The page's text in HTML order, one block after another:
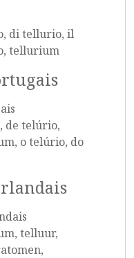
di tellurio, il
tellurium
de telúrio,
o telúrio, do
telluur,